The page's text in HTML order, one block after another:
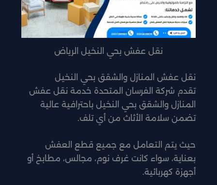
نقل عفش بحي النخيل الرياض
نقل عفش المنازل والشقق بحي النخيل
تقدم شركة الفرسان المتحدة خدمة نقل عفش
المنازل والشقق بحي النخيل باحترافية عالية
تضمن سلامة الأثاث من أي تلف.
حيث يتم التعامل مع جميع قطع العفش
بعناية، سواء كانت غرف نوم، مجالس، مطابخ أو
أجهزة كهربائية.